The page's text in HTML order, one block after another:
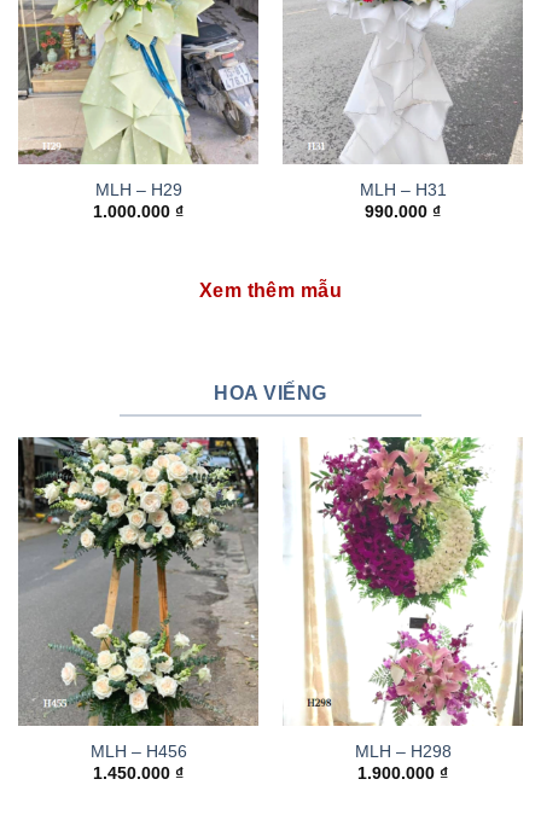
MLH – H29
1.000.000 ₫
MLH – H31
990.000 ₫
Xem thêm mẫu
HOA VIẾNG
MLH – H456
1.450.000 ₫
MLH – H298
1.900.000 ₫